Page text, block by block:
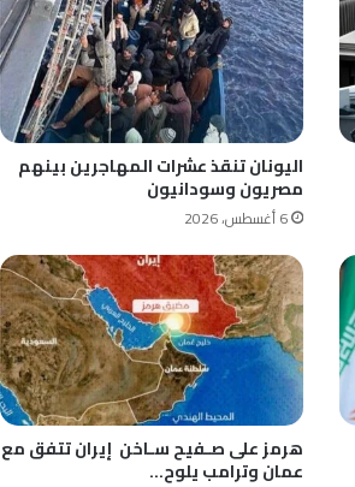
اليونان تنقذ عشرات المهاجرين بينهم
مصريون وسودانيون
6 أغسطس، 2026
هرمز على صـفيح سـاخن إيران تتفق مع
عمان وترامب يلوح…